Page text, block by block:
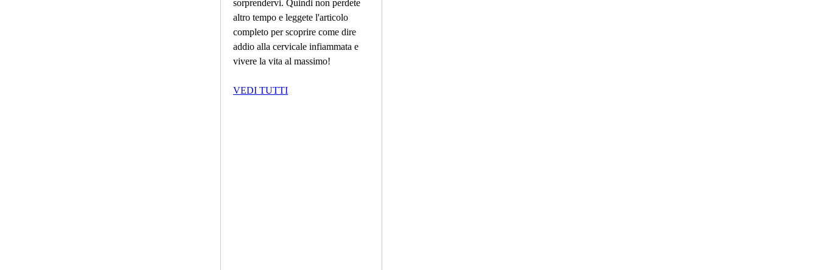
sorprendervi. Quindi non perdete
altro tempo e leggete l'articolo
completo per scoprire come dire
addio alla cervicale infiammata e
vivere la vita al massimo!
VEDI TUTTI